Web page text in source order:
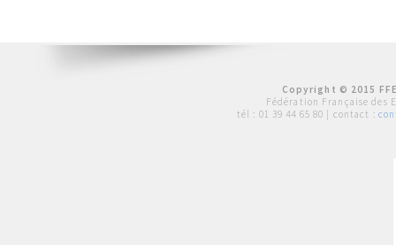
Copyright © 2015
Fédération Française des
tél : 01 39 44 65 80 | contact :